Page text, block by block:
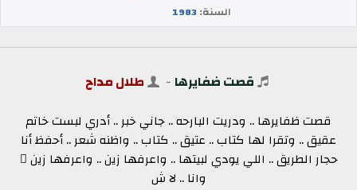
السنة:1983
قصت ضفايرها - طلال مداح
قصت ظفايرها .. ودريت البارحه .. جاني خبر .. أدري لبست خاتم
عقيق .. وتقرا لها كتاب .. عتيق .. كتاب .. واظنه شعر .. أحفظ أنا
حجار الطريق .. اللي يودي لبيتها .. واعرفها زين .. واعرفها زين ٍ
وانا .. لا ش